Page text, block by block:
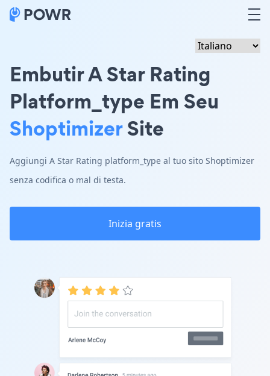
Embutir A Star Rating
Platform_type Em Seu
ShoptimizerSite
Aggiungi A Star Rating platform_type al tuo sito Shoptimizer
senza codifica o mal di testa.
Inizia gratis